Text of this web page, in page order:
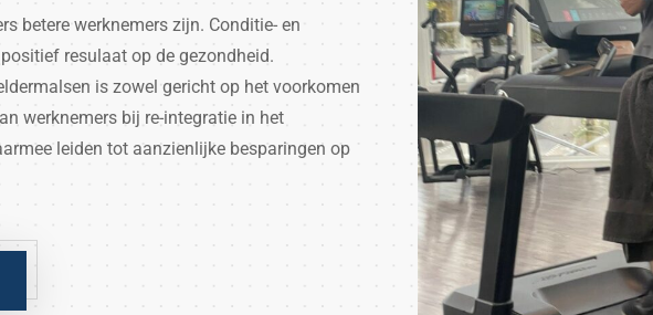
betere werknemers zijn. Conditie- en
resulaat op de gezondheid.
is zowel gericht op het voorkomen
werknemers bij re-integratie in het
leiden tot aanzienlijke besparingen op